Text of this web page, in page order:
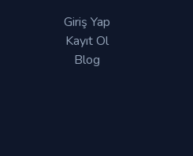
Giriş Yap
Kayıt Ol
Blog